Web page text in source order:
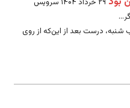
۲۹ خرداد ۱۴۰۴ سرویس
درست بعد از این‌که از روی